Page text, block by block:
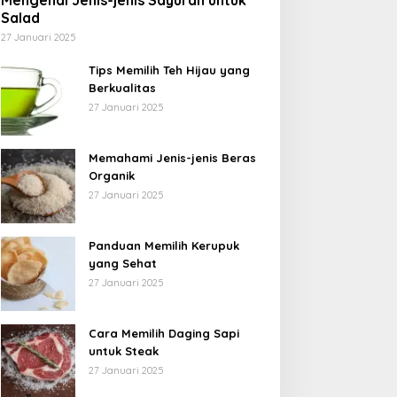
Salad
27 Januari 2025
Tips Memilih Teh Hijau yang
Berkualitas
27 Januari 2025
Memahami Jenis-jenis Beras
Organik
27 Januari 2025
Panduan Memilih Kerupuk
yang Sehat
27 Januari 2025
Cara Memilih Daging Sapi
untuk Steak
27 Januari 2025